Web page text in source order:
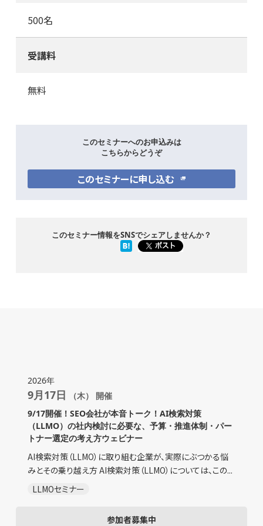
500名
受講料
無料
このセミナーへのお申込みは
こちらからどうぞ
このセミナーに申し込む
このセミナー情報をSNSでシェアしませんか？
2026年
9月17日 （木） 開催
9/17開催！SEO会社が本音トーク！AI検索対策
（LLMO）の社内検討に必要な、予算・推進体制・パー
トナー選定の考え方ウェビナー
AI検索対策（LLMO）に取り組む企業が、実際にぶつかる悩
みとその乗り越え方 AI検索対策（LLMO）については、この...
LLMOセミナー
参加者募集中